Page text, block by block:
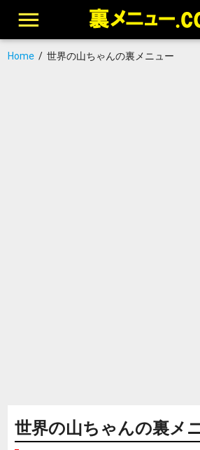
Home/ 世界の山ちゃんの裏メニュー
世界の山ちゃんの裏メ